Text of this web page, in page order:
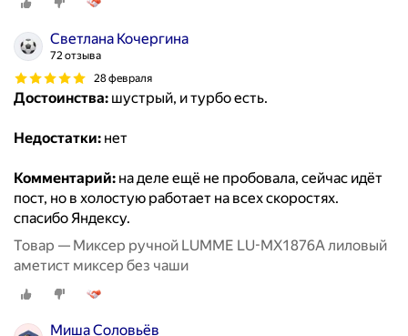
Светлана Кочергина
72 отзыва
28 февраля
Достоинства: шустрый, и турбо есть.
Недостатки: нет
Комментарий: на деле ещё не пробовала, сейчас идёт
пост, но в холостую работает на всех скоростях.
спасибо Яндексу.
Товар — Миксер ручной LUMME LU-MX1876A лиловый
аметист миксер без чаши
Миша Соловьёв